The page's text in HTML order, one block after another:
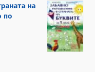
на
по